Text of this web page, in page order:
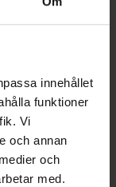
innehållet
funktioner
Vi
och annan
och
med.
Dölj